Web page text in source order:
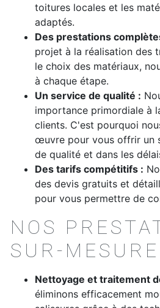
toitures locales et les
adaptés.
Des prestations
projet à la réalisation des
le choix des matériaux,
à chaque étape.
Un service de qualité :
importance primordiale à
clients. C'est pourquoi
œuvre pour vous offrir un
de qualité et dans les
Des tarifs compétitifs :
des devis gratuits et
pour vous permettre de
NOS
SUR-MESURE
Nettoyage et traitement
éliminons efficacement